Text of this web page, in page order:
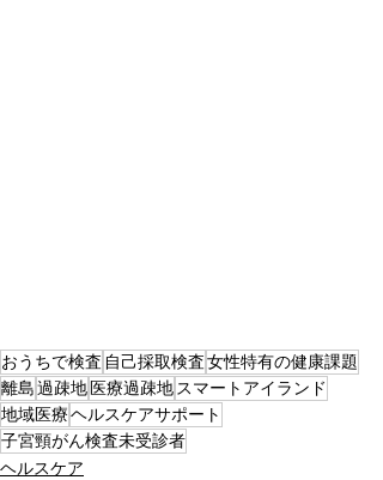
おうちで検査 自己採取検査女性特有の健康課題
離島過疎地 医療過疎地 スマートアイランド
地域医療ヘルスケアサポート
子宮頸がん検査未受診者
ヘルスケア